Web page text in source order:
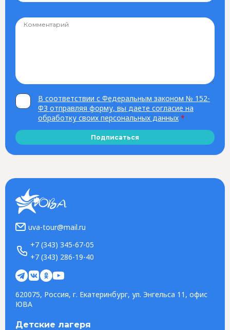
В соответствии с Федеральным законом № 152-
ФЗ отправляя форму, вы даете согласие на
обработку своих персональных данных *
Подписаться
uva-tour@mail.ru
+7 (343) 345-67-05
+7 (343) 286-19-40
620075, Россия, г. Екатеринбург, ул. Энгельса 11, офис
ЮВА
Детские лагеря